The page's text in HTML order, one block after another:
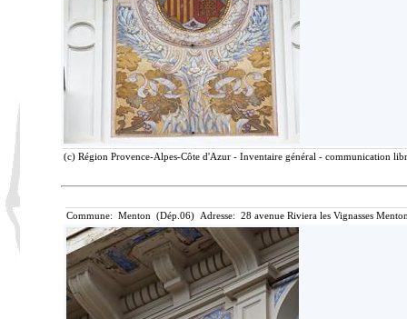
(c) Région Provence-Alpes-Côte d'Azur - Inventaire général - communication
Commune: Menton (Dép.06) Adresse: 28 avenue Riviera les Vignasses